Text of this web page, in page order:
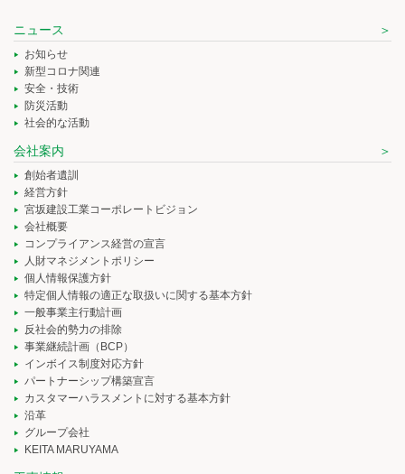
ニュース
お知らせ
新型コロナ関連
安全・技術
防災活動
社会的な活動
会社案内
創始者遺訓
経営方針
宮坂建設工業コーポレートビジョン
会社概要
コンプライアンス経営の宣言
人財マネジメントポリシー
個人情報保護方針
特定個人情報の適正な取扱いに関する基本方針
一般事業主行動計画
反社会的勢力の排除
事業継続計画（BCP）
インボイス制度対応方針
パートナーシップ構築宣言
カスタマーハラスメントに対する基本方針
沿革
グループ会社
KEITA MARUYAMA